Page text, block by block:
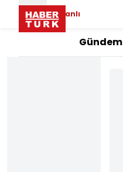
Canlı
Gündem